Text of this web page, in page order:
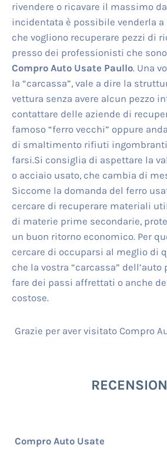
rivendere o ricavare il massimo
incidentata è possibile venderla
che vogliono recuperare pezzi di
presso dei professionisti che
Compro Auto Usate Paullo. Una
la “carcassa”, vale a dire la
vettura senza avere alcun pezzo
contattare delle aziende di
famoso “ferro vecchi” oppure
di smaltimento rifiuti ingombranti
farsi.Si consiglia di aspettare la
o acciaio usato, che cambia di
Siccome la domanda del ferro
cercare di recuperare materiali
di materie prime secondarie,
un buon ritorno economico. Per
cercare di occuparsi al meglio di
che la vostra “carcassa” dell’auto
fare dei passi affrettati o anche
costose.
Grazie per aver visitato Compro
Compro Auto Usate